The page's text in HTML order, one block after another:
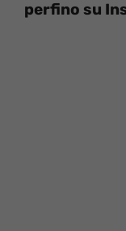
perfino su